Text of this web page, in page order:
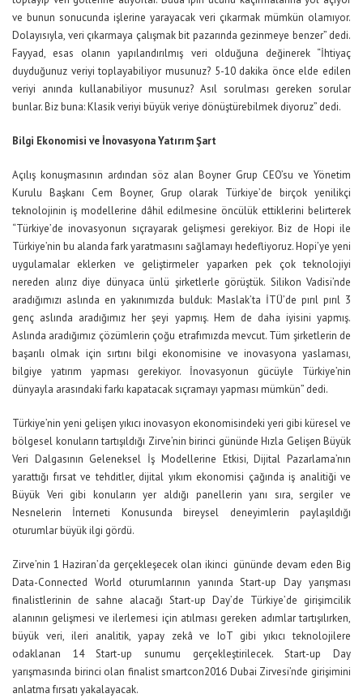
ve bunun sonucunda işlerine yarayacak veri çıkarmak mümkün olamıyor.
Dolayısıyla, veri çıkarmaya çalışmak bit pazarında gezinmeye benzer” dedi.
Fayyad, esas olanın yapılandırılmış veri olduğuna değinerek “İhtiyaç
duyduğunuz veriyi toplayabiliyor musunuz? 5-10 dakika önce elde edilen
veriyi anında kullanabiliyor musunuz? Asıl sorulması gereken sorular
bunlar. Biz buna: Klasik veriyi büyük veriye dönüştürebilmek diyoruz” dedi.
Bilgi Ekonomisi ve İnovasyona Yatırım Şart
Açılış konuşmasının ardından söz alan Boyner Grup CEO’su ve Yönetim
Kurulu Başkanı Cem Boyner, Grup olarak Türkiye’de birçok yenilikçi
teknolojinin iş modellerine dâhil edilmesine öncülük ettiklerini belirterek
“Türkiye’de inovasyonun sıçrayarak gelişmesi gerekiyor. Biz de Hopi ile
Türkiye’nin bu alanda fark yaratmasını sağlamayı hedefliyoruz. Hopi’ye yeni
uygulamalar eklerken ve geliştirmeler yaparken pek çok teknolojiyi
nereden alırız diye dünyaca ünlü şirketlerle görüştük. Silikon Vadisi’nde
aradığımızı aslında en yakınımızda bulduk: Maslak’ta İTÜ’de pırıl pırıl 3
genç aslında aradığımız her şeyi yapmış. Hem de daha iyisini yapmış.
Aslında aradığımız çözümlerin çoğu etrafımızda mevcut. Tüm şirketlerin de
başarılı olmak için sırtını bilgi ekonomisine ve inovasyona yaslaması,
bilgiye yatırım yapması gerekiyor. İnovasyonun gücüyle Türkiye’nin
dünyayla arasındaki farkı kapatacak sıçramayı yapması mümkün” dedi.
Türkiye’nin yeni gelişen yıkıcı inovasyon ekonomisindeki yeri gibi küresel ve
bölgesel konuların tartışıldığı Zirve’nin birinci gününde Hızla Gelişen Büyük
Veri Dalgasının Geleneksel İş Modellerine Etkisi, Dijital Pazarlama’nın
yarattığı fırsat ve tehditler, dijital yıkım ekonomisi çağında iş analitiği ve
Büyük Veri gibi konuların yer aldığı panellerin yanı sıra, sergiler ve
Nesnelerin İnterneti Konusunda bireysel deneyimlerin paylaşıldığı
oturumlar büyük ilgi gördü.
Zirve’nin 1 Haziran’da gerçekleşecek olan ikinci gününde devam eden Big
Data-Connected World oturumlarının yanında Start-up Day yarışması
finalistlerinin de sahne alacağı Start-up Day’de Türkiye’de girişimcilik
alanının gelişmesi ve ilerlemesi için atılması gereken adımlar tartışılırken,
büyük veri, ileri analitik, yapay zekâ ve IoT gibi yıkıcı teknolojilere
odaklanan 14 Start-up sunumu gerçekleştirilecek. Start-up Day
yarışmasında birinci olan finalist smartcon2016 Dubai Zirvesi’nde girişimini
anlatma fırsatı yakalayacak.